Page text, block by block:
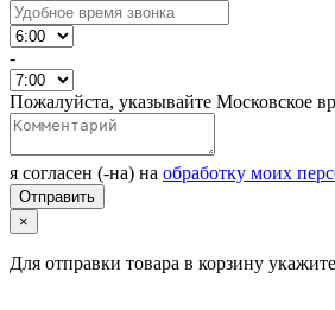
-
Пожалуйста, указывайте Московское
я согласен (-на) на обработку моих
×
Для отправки товара в корзину